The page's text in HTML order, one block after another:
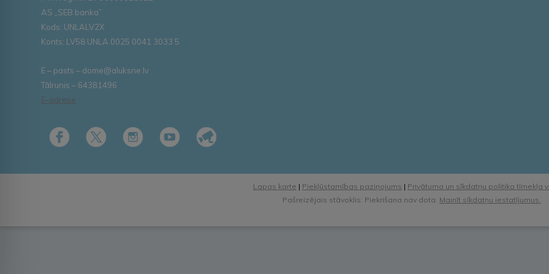
AS „SEB banka”
Kods: UNLALV2X
Konts: LV58 UNLA 0025 0041 3033 5
E – pasts – dome@aluksne.lv
Tālrunis – 64381496
E-adrese
Lapas karte | Piekļūstamības paziņojums | Privātuma un sīkdatņu politika tīmekļa
Pašreizējais stāvoklis: Piekrišana nav dota. Mainīt sīkdatņu iestatījumus.